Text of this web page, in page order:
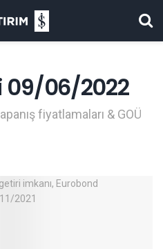
09/06/2022
fiyatlamaları & GOÜ